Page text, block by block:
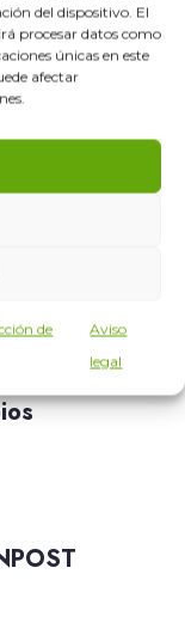
del dispositivo. El
procesar datos como
únicas en este
afectar
de
Aviso
legal